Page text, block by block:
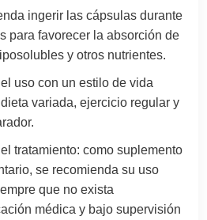
ingerir las cápsulas durante
para favorecer la absorción de
y otros nutrientes.
uso con un estilo de vida
variada, ejercicio regular y
tratamiento: como suplemento
se recomienda su uso
que no exista
médica y bajo supervisión